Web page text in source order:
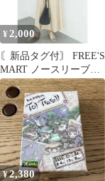
¥ 2,000
〘新品タグ付〙 FREE'S
MART ノースリーブワ
ンピース
¥2,380